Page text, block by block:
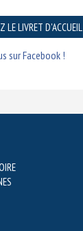
LE LIVRET D'ACCUEIL
sur Facebook !